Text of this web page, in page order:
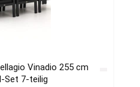
Vinadio 255 cm
Set 7-teilig